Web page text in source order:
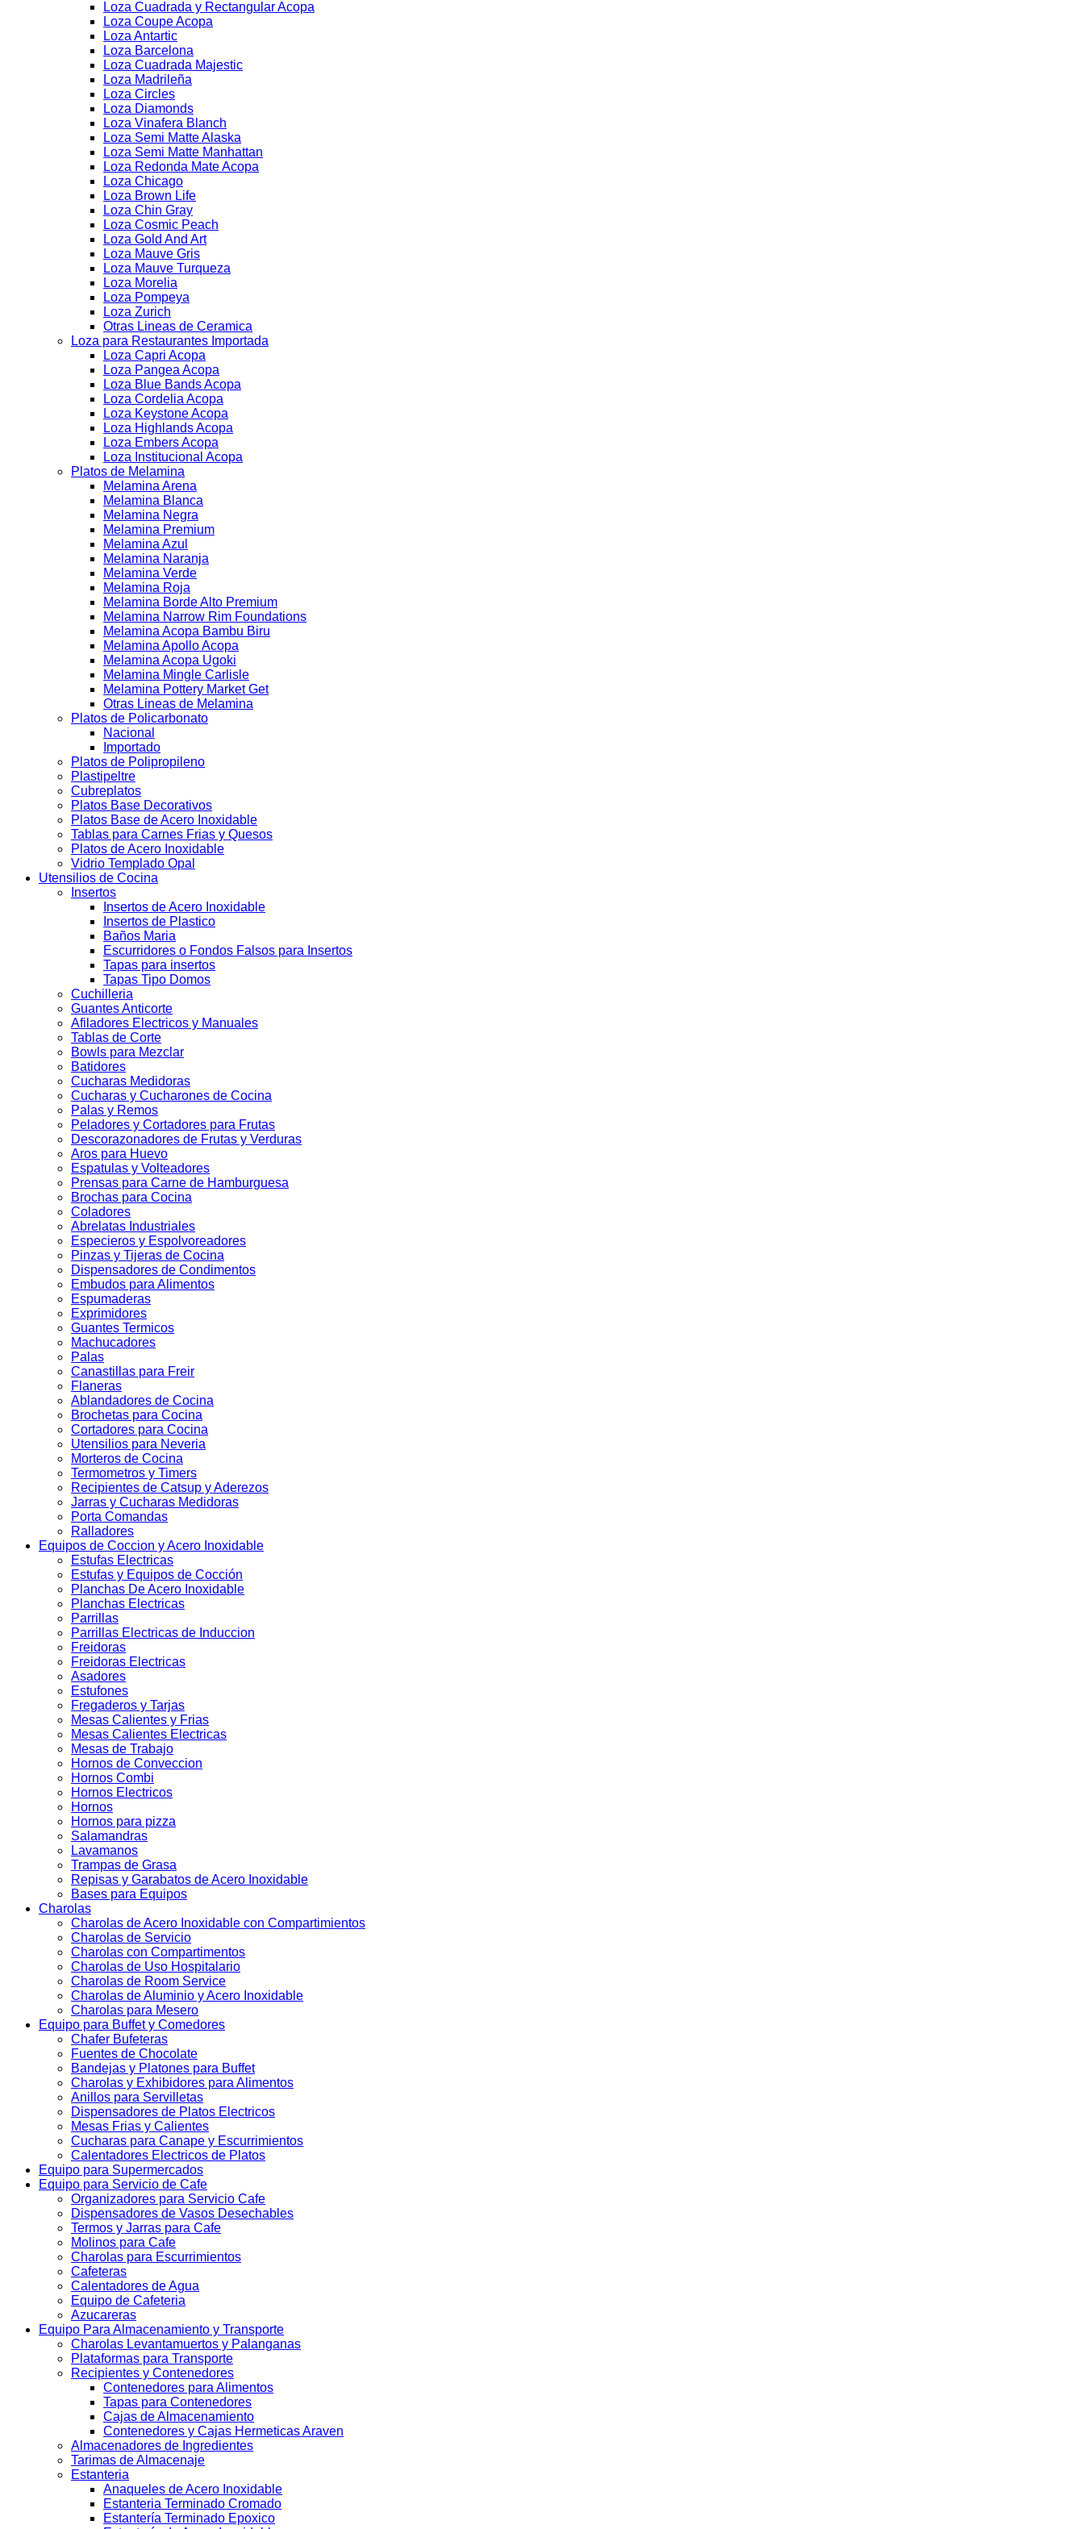
Loza Cuadrada y Rectangular Acopa
Loza Coupe Acopa
Loza Antartic
Loza Barcelona
Loza Cuadrada Majestic
Loza Madrileña
Loza Circles
Loza Diamonds
Loza Vinafera Blanch
Loza Semi Matte Alaska
Loza Semi Matte Manhattan
Loza Redonda Mate Acopa
Loza Chicago
Loza Brown Life
Loza Chin Gray
Loza Cosmic Peach
Loza Gold And Art
Loza Mauve Gris
Loza Mauve Turqueza
Loza Morelia
Loza Pompeya
Loza Zurich
Otras Lineas de Ceramica
Loza para Restaurantes Importada
Loza Capri Acopa
Loza Pangea Acopa
Loza Blue Bands Acopa
Loza Cordelia Acopa
Loza Keystone Acopa
Loza Highlands Acopa
Loza Embers Acopa
Loza Institucional Acopa
Platos de Melamina
Melamina Arena
Melamina Blanca
Melamina Negra
Melamina Premium
Melamina Azul
Melamina Naranja
Melamina Verde
Melamina Roja
Melamina Borde Alto Premium
Melamina Narrow Rim Foundations
Melamina Acopa Bambu Biru
Melamina Apollo Acopa
Melamina Acopa Ugoki
Melamina Mingle Carlisle
Melamina Pottery Market Get
Otras Lineas de Melamina
Platos de Policarbonato
Nacional
Importado
Platos de Polipropileno
Plastipeltre
Cubreplatos
Platos Base Decorativos
Platos Base de Acero Inoxidable
Tablas para Carnes Frias y Quesos
Platos de Acero Inoxidable
Vidrio Templado Opal
Utensilios de Cocina
Insertos
Insertos de Acero Inoxidable
Insertos de Plastico
Baños Maria
Escurridores o Fondos Falsos para Insertos
Tapas para insertos
Tapas Tipo Domos
Cuchilleria
Guantes Anticorte
Afiladores Electricos y Manuales
Tablas de Corte
Bowls para Mezclar
Batidores
Cucharas Medidoras
Cucharas y Cucharones de Cocina
Palas y Remos
Peladores y Cortadores para Frutas
Descorazonadores de Frutas y Verduras
Aros para Huevo
Espatulas y Volteadores
Prensas para Carne de Hamburguesa
Brochas para Cocina
Coladores
Abrelatas Industriales
Especieros y Espolvoreadores
Pinzas y Tijeras de Cocina
Dispensadores de Condimentos
Embudos para Alimentos
Espumaderas
Exprimidores
Guantes Termicos
Machucadores
Palas
Canastillas para Freir
Flaneras
Ablandadores de Cocina
Brochetas para Cocina
Cortadores para Cocina
Utensilios para Neveria
Morteros de Cocina
Termometros y Timers
Recipientes de Catsup y Aderezos
Jarras y Cucharas Medidoras
Porta Comandas
Ralladores
Equipos de Coccion y Acero Inoxidable
Estufas Electricas
Estufas y Equipos de Cocción
Planchas De Acero Inoxidable
Planchas Electricas
Parrillas
Parrillas Electricas de Induccion
Freidoras
Freidoras Electricas
Asadores
Estufones
Fregaderos y Tarjas
Mesas Calientes y Frias
Mesas Calientes Electricas
Mesas de Trabajo
Hornos de Conveccion
Hornos Combi
Hornos Electricos
Hornos
Hornos para pizza
Salamandras
Lavamanos
Trampas de Grasa
Repisas y Garabatos de Acero Inoxidable
Bases para Equipos
Charolas
Charolas de Acero Inoxidable con Compartimientos
Charolas de Servicio
Charolas con Compartimentos
Charolas de Uso Hospitalario
Charolas de Room Service
Charolas de Aluminio y Acero Inoxidable
Charolas para Mesero
Equipo para Buffet y Comedores
Chafer Bufeteras
Fuentes de Chocolate
Bandejas y Platones para Buffet
Charolas y Exhibidores para Alimentos
Anillos para Servilletas
Dispensadores de Platos Electricos
Mesas Frias y Calientes
Cucharas para Canape y Escurrimientos
Calentadores Electricos de Platos
Equipo para Supermercados
Equipo para Servicio de Cafe
Organizadores para Servicio Cafe
Dispensadores de Vasos Desechables
Termos y Jarras para Cafe
Molinos para Cafe
Charolas para Escurrimientos
Cafeteras
Calentadores de Agua
Equipo de Cafeteria
Azucareras
Equipo Para Almacenamiento y Transporte
Charolas Levantamuertos y Palanganas
Plataformas para Transporte
Recipientes y Contenedores
Contenedores para Alimentos
Tapas para Contenedores
Cajas de Almacenamiento
Contenedores y Cajas Hermeticas Araven
Almacenadores de Ingredientes
Tarimas de Almacenaje
Estanteria
Anaqueles de Acero Inoxidable
Estanteria Terminado Cromado
Estantería Terminado Epoxico